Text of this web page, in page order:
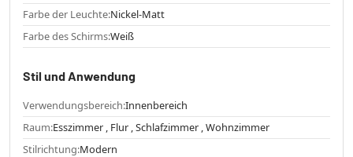
Farbe der Leuchte:Nickel-Matt
Farbe des Schirms:Weiß
Stil und Anwendung
Verwendungsbereich:Innenbereich
Raum:Esszimmer , Flur , Schlafzimmer , Wohnzimmer
Stilrichtung:Modern